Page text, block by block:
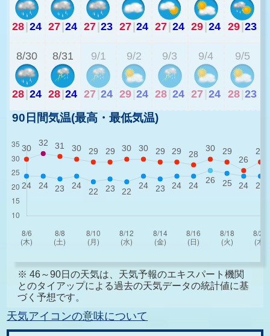
28|24 27|24 27|23 27|24 27|24 29|24 29|23
8/30
28|24
8/31
28|24
9/1
27 24
9/2
29 24
9/3
28 24
9/4
27 24
9/5
28 23
90日間気温(最高・最低気温)
※ 46～90日の天気は、天気予報のエキスパート機関
とのタイアップによる過去の天気データの統計値に基
づく予想です。
天気アイコンの意味について